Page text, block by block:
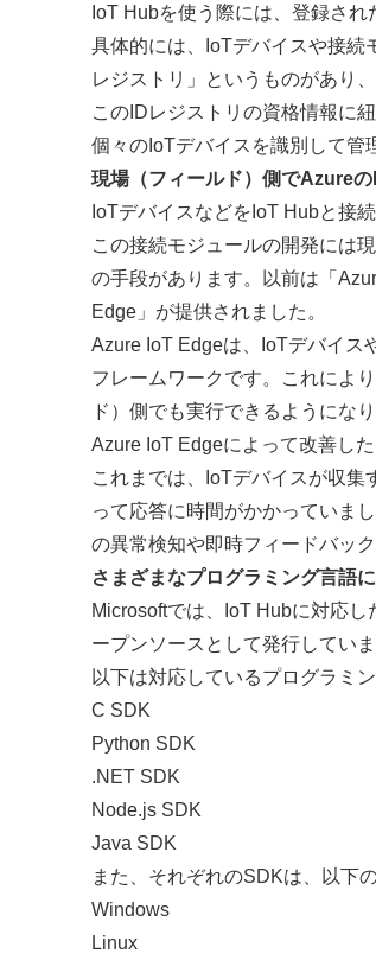
IoT Hubを使う際には、登録さ
具体的には、IoTデバイスや接続
レジストリ」というものがあり
このIDレジストリの資格情報に
個々のIoTデバイスを識別して管
現場（フィールド）側でAzure
IoTデバイスなどをIoT Hubと接
この接続モジュールの開発には
の手段があります。以前は「
Edge」が提供されました。
Azure IoT Edgeは、IoTデバイス
フレームワークです。これによ
ド）側でも実行できるようになり
Azure IoT Edgeによって改善し
これまでは、IoTデバイスが収
って応答に時間がかかっていま
の異常検知や即時フィードバッ
さまざまなプログラミング言語
Microsoftでは、IoT Hubに対応
ープンソースとして発行していま
以下は対応しているプログラミ
C SDK
Python SDK
.NET SDK
Node.js SDK
Java SDK
また、それぞれのSDKは、以下
Windows
Linux